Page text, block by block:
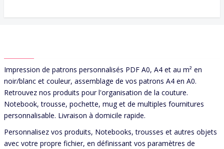
Impression de patrons personnalisés PDF A0, A4 et au m² en
noir/blanc et couleur, assemblage de vos patrons A4 en A0.
Retrouvez nos produits pour l'organisation de la couture.
Notebook, trousse, pochette, mug et de multiples fournitures
personnalisable. Livraison à domicile rapide.
Personnalisez vos produits, Notebooks, trousses et autres objets
avec votre propre fichier, en définissant vos paramètres de